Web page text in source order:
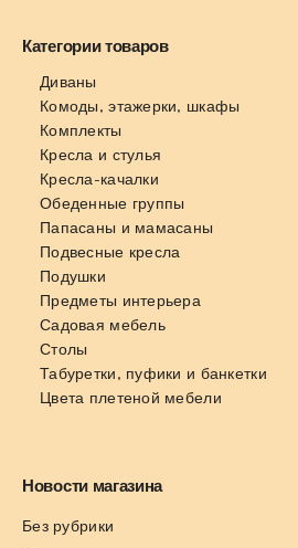
Категории товаров
Диваны
Комоды, этажерки, шкафы
Комплекты
Кресла и стулья
Кресла-качалки
Обеденные группы
Папасаны и мамасаны
Подвесные кресла
Подушки
Предметы интерьера
Садовая мебель
Столы
Табуретки, пуфики и банкетки
Цвета плетеной мебели
Новости магазина
Без рубрики